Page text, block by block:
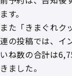
ます。
また「きまぐれク
連の投稿では、イ
いね数の合計は
きました。